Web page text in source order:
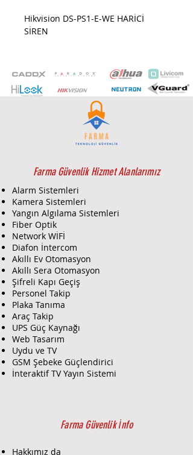
Hikvision DS-PS1-E-WE HARİCİ
SİREN
Farma Güvenlik Hizmet Alanlarımız
Alarm Sistemleri
Kamera Sistemleri
Yangın Algılama Sistemleri
Fiber Optik
Network WİFİ
Diafon İntercom
Akıllı Ev Otomasyon
Akıllı Sera Otomasyon
Şifreli Kapı Geçiş
Personel Takip
Plaka Tanıma
Araç Takip
UPS Güç Kaynağı
Web Tasarım
Uydu ve TV
GSM Şebeke Güçlendirici
İnteraktif TV Yayın Sistemi
Farma Güvenlik İnfo
Hakkımız da